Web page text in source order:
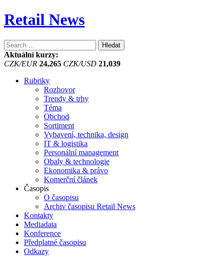
Retail News
Vyhledávání
Aktuální kurzy:
CZK/EUR 24,265 CZK/USD 21,039
Rubriky
Rozhovor
Trendy & trhy
Téma
Obchod
Sortiment
Vybavení, technika, design
IT & logistika
Personální management
Obaly & technologie
Ekonomika & právo
Komerční článek
Časopis
O časopisu
Archiv časopisu Retail News
Kontakty
Mediadata
Konference
Předplatné časopisu
Odkazy